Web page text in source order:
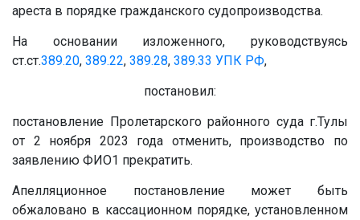
ареста в порядке гражданского судопроизводства.
На основании изложенного, руководствуясь
ст.ст.389.20, 389.22, 389.28, 389.33 УПК РФ,
постановил:
постановление Пролетарского районного суда г.Тулы
от 2 ноября 2023 года отменить, производство по
заявлению ФИО1 прекратить.
Апелляционное постановление может быть
обжаловано в кассационном порядке, установленном